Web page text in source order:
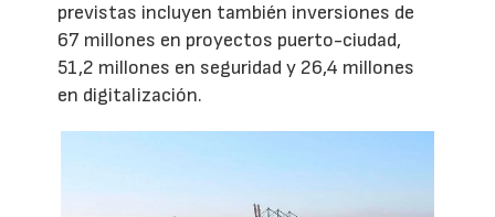
previstas incluyen también inversiones de
67 millones en proyectos puerto-ciudad,
51,2 millones en seguridad y 26,4 millones
en digitalización.